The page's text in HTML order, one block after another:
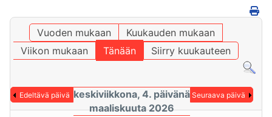
Vuoden mukaan
Kuukauden mukaan
Viikon mukaan
Tänään Siirry kuukauteen
Edeltävä päivä keskiviikkona, 4. päivänä
maaliskuuta 2026
Seuraava päivä